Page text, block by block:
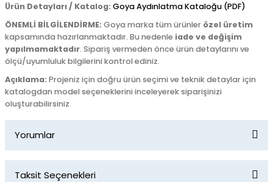
Ürün Detayları / Katalog: Goya Aydınlatma Kataloğu (PDF)
ÖNEMLİ BİLGİLENDİRME: Goya marka tüm ürünler özel üretim
kapsamında hazırlanmaktadır. Bu nedenle iade ve değişim
yapılmamaktadır. Sipariş vermeden önce ürün detaylarını ve
ölçü/uyumluluk bilgilerini kontrol ediniz.
Açıklama: Projeniz için doğru ürün seçimi ve teknik detaylar için
katalogdan model seçeneklerini inceleyerek siparişinizi
oluşturabilirsiniz.
Yorumlar
Taksit Seçenekleri